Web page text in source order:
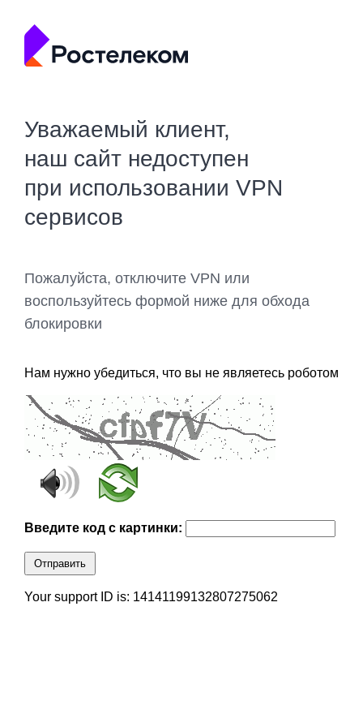
Уважаемый клиент,
наш сайт недоступен
при использовании VPN
сервисов
Пожалуйста, отключите VPN или
воспользуйтесь формой ниже для обхода
блокировки
Нам нужно убедиться, что вы не являетесь роботом
Введите код с картинки:
Отправить
Your support ID is: 14141199132807275062